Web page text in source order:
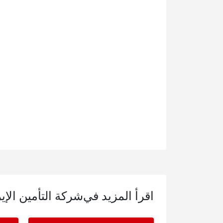
اقرأ المزيد فيشركة التأمين